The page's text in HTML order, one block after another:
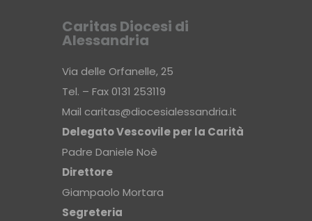
Caritas Diocesi di
Alessandria
Via delle Orfanelle, 25
Tel. – Fax 0131 253119
Mail caritas@diocesialessandria.it
Delegato Vescovile per la Carità
Padre Daniele Noè
Direttore
Giampaolo Mortara
Segreteria